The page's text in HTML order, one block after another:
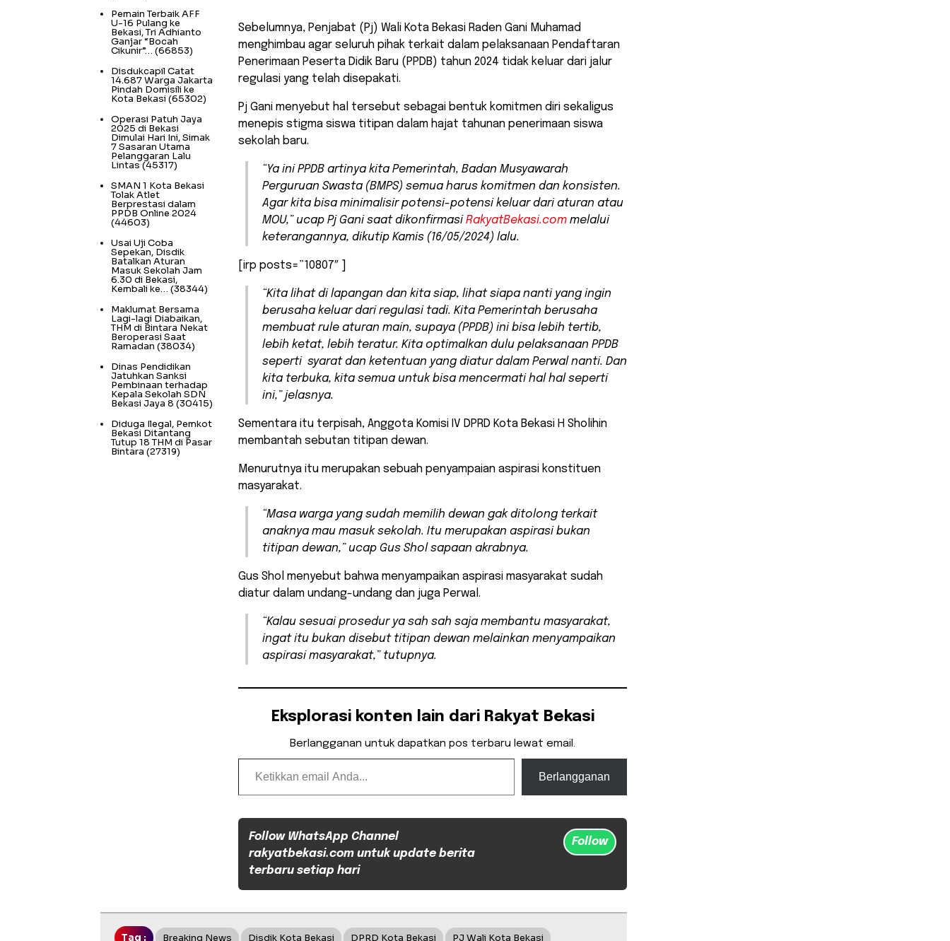
Sebelumnya, Penjabat (Pj) Wali Kota Bekasi Raden Gani Muhamad
menghimbau agar seluruh pihak terkait dalam pelaksanaan Pendaftaran
Penerimaan Peserta Didik Baru (PPDB) tahun 2024 tidak keluar dari jalur
regulasi yang telah disepakati.
Pj Gani menyebut hal tersebut sebagai bentuk komitmen diri sekaligus
menepis stigma siswa titipan dalam hajat tahunan penerimaan siswa
sekolah baru.
“Ya ini PPDB artinya kita Pemerintah, Badan Musyawarah
Perguruan Swasta (BMPS) semua harus komitmen dan konsisten.
Agar kita bisa minimalisir potensi-potensi keluar dari aturan atau
MOU,” ucap Pj Gani saat dikonfirmasi RakyatBekasi.com melalui
keterangannya, dikutip Kamis (16/05/2024) lalu.
[irp posts=”10807″ ]
“Kita lihat di lapangan dan kita siap, lihat siapa nanti yang ingin
berusaha keluar dari regulasi tadi. Kita Pemerintah berusaha
membuatrule aturan main, supaya (PPDB) ini bisa lebih tertib,
lebih ketat, lebih teratur. Kita optimalkan dulu pelaksanaan PPDB
seperti syarat dan ketentuan yang diatur dalam Perwal nanti. Dan
kita terbuka, kita semua untuk bisa mencermati hal hal seperti
ini,” jelasnya.
Sementara itu terpisah, Anggota Komisi IV DPRD Kota Bekasi H Sholihin
membantah sebutan titipan dewan.
Menurutnya itu merupakan sebuah penyampaian aspirasi konstituen
masyarakat.
“Masa warga yang sudah memilih dewan gak ditolong terkait
anaknya mau masuk sekolah. Itu merupakan aspirasi bukan
titipan dewan,” ucap Gus Shol sapaan akrabnya.
Gus Shol menyebut bahwa menyampaikan aspirasi masyarakat sudah
diatur dalam undang-undang dan juga Perwal.
“Kalau sesuai prosedur ya sah sah saja membantu masyarakat,
ingat itu bukan disebut titipan dewan melainkan menyampaikan
aspirasi masyarakat,” tutupnya.
Eksplorasi konten lain dari Rakyat Bekasi
Berlangganan untuk dapatkan pos terbaru lewat email.
Ketikkan email Anda...
Berlangganan
Follow WhatsApp Channel
rakyatbekasi.com untuk update berita
terbaru setiap hari
Follow
Pemain Terbaik AFF
U-16 Pulang ke
Bekasi, Tri Adhianto
Ganjar “Bocah
Cikunir”… (66853)
Disdukcapil Catat
14.687 Warga Jakarta
Pindah Domisili ke
Kota Bekasi (65302)
Operasi Patuh Jaya
2025 di Bekasi
Dimulai Hari Ini, Simak
7 Sasaran Utama
Pelanggaran Lalu
Lintas(45317)
SMAN 1 Kota Bekasi
Tolak Atlet
Berprestasi dalam
PPDB Online 2024
(44603)
Usai Uji Coba
Sepekan, Disdik
Batalkan Aturan
Masuk Sekolah Jam
6.30 di Bekasi,
Kembali ke… (38344)
Maklumat Bersama
Lagi-lagi Diabaikan,
THM di Bintara Nekat
Beroperasi Saat
Ramadan (38034)
Dinas Pendidikan
Jatuhkan Sanksi
Pembinaan terhadap
Kepala Sekolah SDN
Bekasi Jaya 8 (30415)
Diduga Ilegal, Pemkot
Bekasi Ditantang
Tutup 18 THM di Pasar
Bintara (27319)
Tag : Breaking News Disdik Kota Bekasi DPRD Kota Bekasi PJ Wali Kota Bekasi